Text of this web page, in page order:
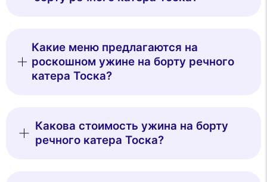
Какие меню предлагаются на
роскошном ужине на борту речного
катера Тоска?
Какова стоимость ужина на борту
речного катера Тоска?